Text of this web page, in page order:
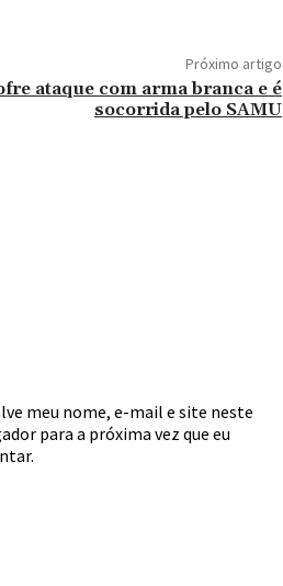
Próximo artigo
ataque com arma branca e é
socorrida pelo SAMU
meu nome, e-mail e site neste
para a próxima vez que eu